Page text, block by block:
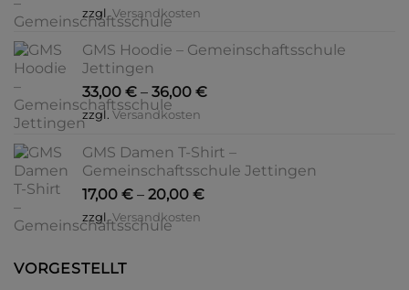
zzgl.Versandkosten
GMS Hoodie – Gemeinschaftsschule
Jettingen
33,00 € – 36,00 €
zzgl. Versandkosten
GMS Damen T-Shirt –
Gemeinschaftsschule Jettingen
17,00 € – 20,00 €
zzgl.Versandkosten
VORGESTELLT